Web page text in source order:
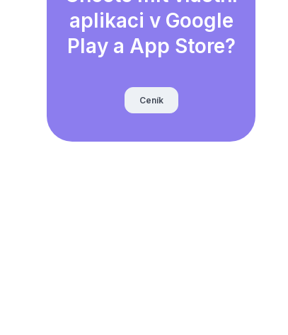
aplikaci v Google
Play a App Store?
Ceník